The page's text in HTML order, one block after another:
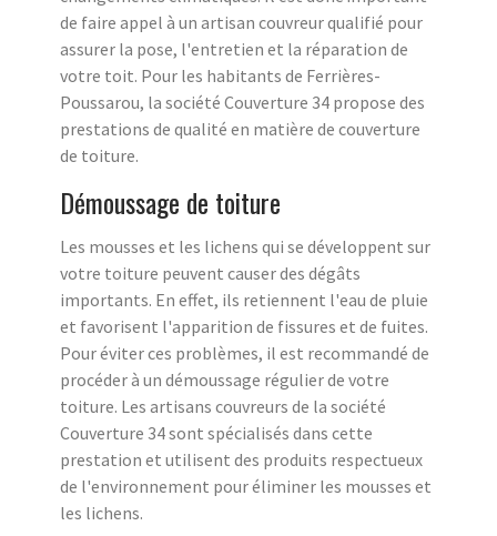
de faire appel à un artisan couvreur qualifié pour
assurer la pose, l'entretien et la réparation de
votre toit. Pour les habitants de Ferrières-
Poussarou, la société Couverture 34 propose des
prestations de qualité en matière de couverture
de toiture.
Démoussage de toiture
Les mousses et les lichens qui se développent sur
votre toiture peuvent causer des dégâts
importants. En effet, ils retiennent l'eau de pluie
et favorisent l'apparition de fissures et de fuites.
Pour éviter ces problèmes, il est recommandé de
procéder à un démoussage régulier de votre
toiture. Les artisans couvreurs de la société
Couverture 34 sont spécialisés dans cette
prestation et utilisent des produits respectueux
de l'environnement pour éliminer les mousses et
les lichens.